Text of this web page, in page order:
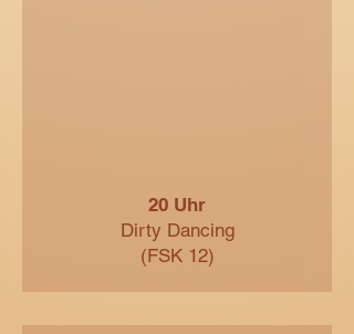
20 Uhr
Dirty Dancing
(FSK 12)